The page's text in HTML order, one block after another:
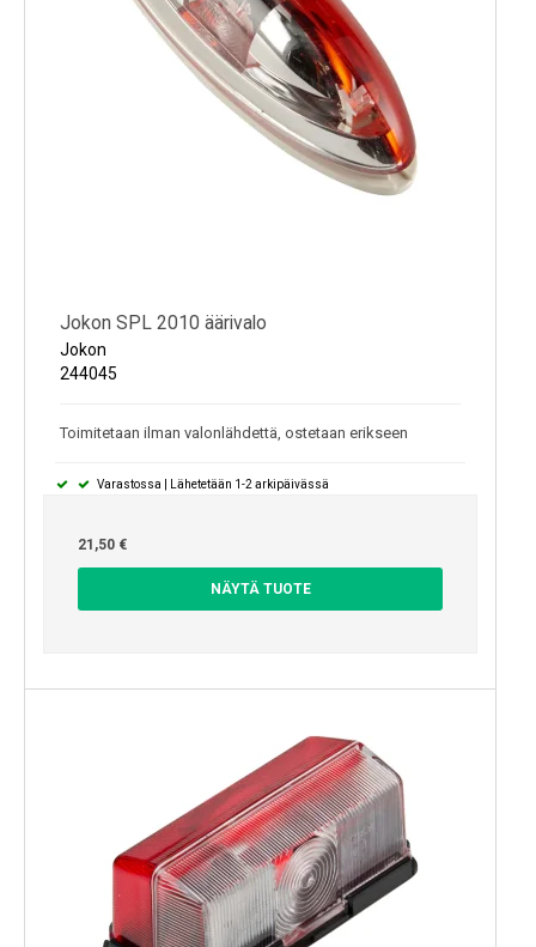
Jokon SPL 2010 äärivalo
Jokon
244045
Toimitetaan ilman valonlähdettä, ostetaan erikseen
Varastossa | Lähetetään 1-2 arkipäivässä
21,50 €
NÄYTÄ TUOTE